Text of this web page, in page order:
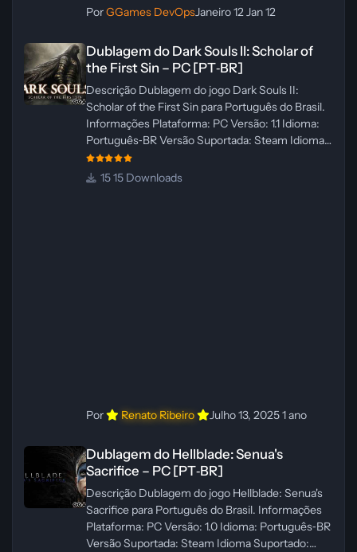
PorGGames DevOpsJaneiro 12Jan 12
Dublagem do Dark Souls II: Scholar of
the First Sin – PC [PT‑BR]
Descrição Dublagem do jogo Dark Souls II:
Scholar of the First Sin para Português do Brasil.
Informações Plataforma: PC Versão: 1.1 Idioma:
Português‑BR Versão Suportada: Steam Idioma
Suportado: Inglês Lançamento: 23/04/2025
Atualização: 24/04/2025 Tamanho: 469 MB
15 Downloads
Por Renato Ribeiro Julho 13, 20251 ano
Dublagem do Hellblade: Senua's
Sacrifice – PC [PT‑BR]
Descrição Dublagem do jogo Hellblade: Senua's
Sacrifice para Português do Brasil. Informações
Plataforma: PC Versão: 1.0 Idioma: Português‑BR
Versão Suportada: Steam Idioma Suportado: